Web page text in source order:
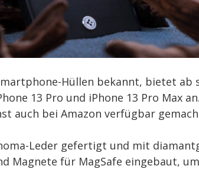
Hüllen bekannt, bietet ab
13 Pro und iPhone 13 Pro Max an.
auch bei Amazon verfügbar
Leder gefertigt und mit
Magnete für MagSafe eingebaut,